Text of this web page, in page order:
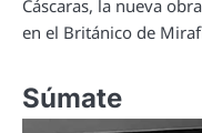
Cáscaras, la nueva
en el Británico de
Súmate